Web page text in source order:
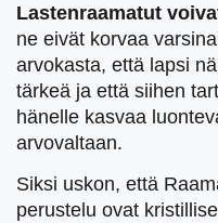
Lastenraamatut
ne eivät korvaa
arvokasta, että lapsi
tärkeä ja että siihen
hänelle kasvaa
arvovaltaan.
Siksi uskon, että
perustelu ovat